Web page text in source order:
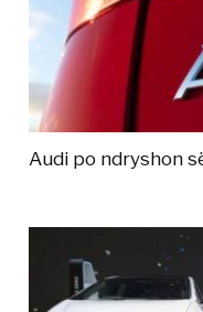
Audi po ndryshon